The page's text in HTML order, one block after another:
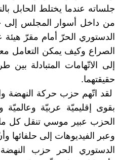
جلساته ‏عندما يختلط الحابل
من ‏داخل أسوار المجلس إلى
‏الدستوري الحرّ أمام مقرّ
‏الصراع وكيف يمكن التعامل
إلى الاتّهامات ‏المتبادلة
حقيقتهما. ‏
لقد اتّهم حزب حركة ‏النهضة
بقوى إقليميّة ‏عربيّة وعالميّة
الحزب عبير ‏موسي تنقل كل
وعبر ‏الفيديوهات إلى
‏الدستوري الحر حزب ‏النهضة